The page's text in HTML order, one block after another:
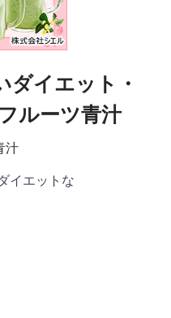
ダイエット・
ルーツ青汁
汁
イエットな